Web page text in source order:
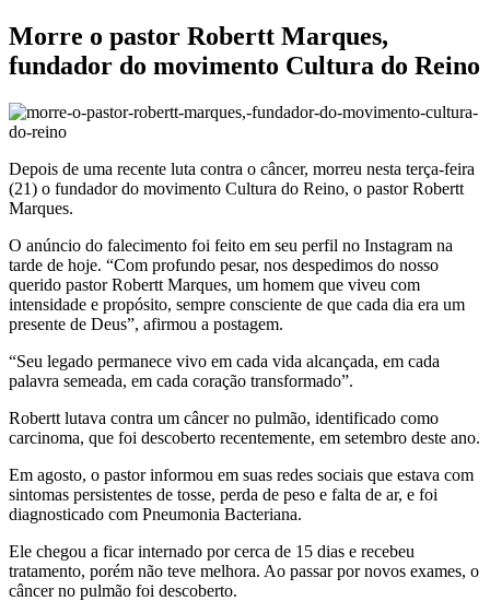
Morre o pastor Robertt Marques,
fundador do movimento Cultura do Reino
Depois de uma recente luta contra o câncer, morreu nesta terça-feira
(21) o fundador do movimento Cultura do Reino, o pastor Robertt
Marques.
O anúncio do falecimento foi feito em seu perfil no Instagram na
tarde de hoje. “Com profundo pesar, nos despedimos do nosso
querido pastor Robertt Marques, um homem que viveu com
intensidade e propósito, sempre consciente de que cada dia era um
presente de Deus”, afirmou a postagem.
“Seu legado permanece vivo em cada vida alcançada, em cada
palavra semeada, em cada coração transformado”.
Robertt lutava contra um câncer no pulmão, identificado como
carcinoma, que foi descoberto recentemente, em setembro deste ano.
Em agosto, o pastor informou em suas redes sociais que estava com
sintomas persistentes de tosse, perda de peso e falta de ar, e foi
diagnosticado com Pneumonia Bacteriana.
Ele chegou a ficar internado por cerca de 15 dias e recebeu
tratamento, porém não teve melhora. Ao passar por novos exames, o
câncer no pulmão foi descoberto.